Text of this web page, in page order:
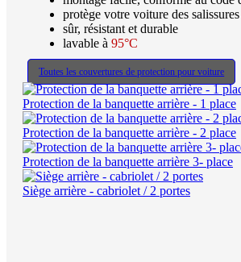
protège votre voiture des salissures
sûr, résistant et durable
lavable à 95°C
Toutes les couvertures de protection pour voiture
Protection de la banquette arrière - 1 place
Protection de la banquette arrière - 2 place
Protection de la banquette arrière 3- place
Siège arrière - cabriolet / 2 portes